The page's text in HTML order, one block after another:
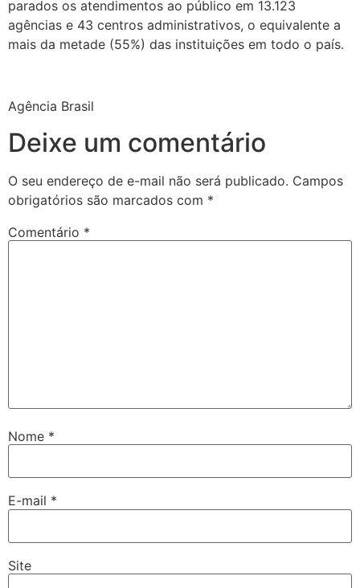
parados os atendimentos ao público em 13.123
agências e 43 centros administrativos, o equivalente a
mais da metade (55%) das instituições em todo o país.
Agência Brasil
Deixe um comentário
O seu endereço de e-mail não será publicado. Campos
obrigatórios são marcados com *
Comentário *
Nome *
E-mail *
Site